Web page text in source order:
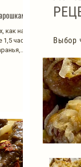
как нам
часа,
Выбор